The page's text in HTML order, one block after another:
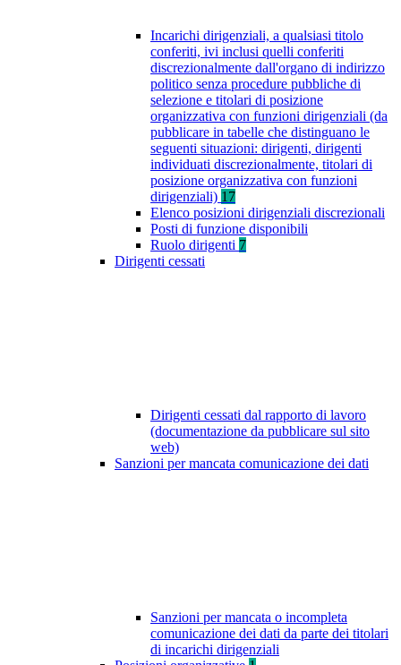
Incarichi dirigenziali, a qualsiasi titolo
conferiti, ivi inclusi quelli conferiti
discrezionalmente dall'organo di indirizzo
politico senza procedure pubbliche di
selezione e titolari di posizione
organizzativa con funzioni dirigenziali (da
pubblicare in tabelle che distinguano le
seguenti situazioni: dirigenti, dirigenti
individuati discrezionalmente, titolari di
posizione organizzativa con funzioni
dirigenziali) 17
Elenco posizioni dirigenziali discrezionali
Posti di funzione disponibili
Ruolo dirigenti 7
Dirigenti cessati
Dirigenti cessati dal rapporto di lavoro
(documentazione da pubblicare sul sito
web)
Sanzioni per mancata comunicazione dei dati
Sanzioni per mancata o incompleta
comunicazione dei dati da parte dei titolari
di incarichi dirigenziali